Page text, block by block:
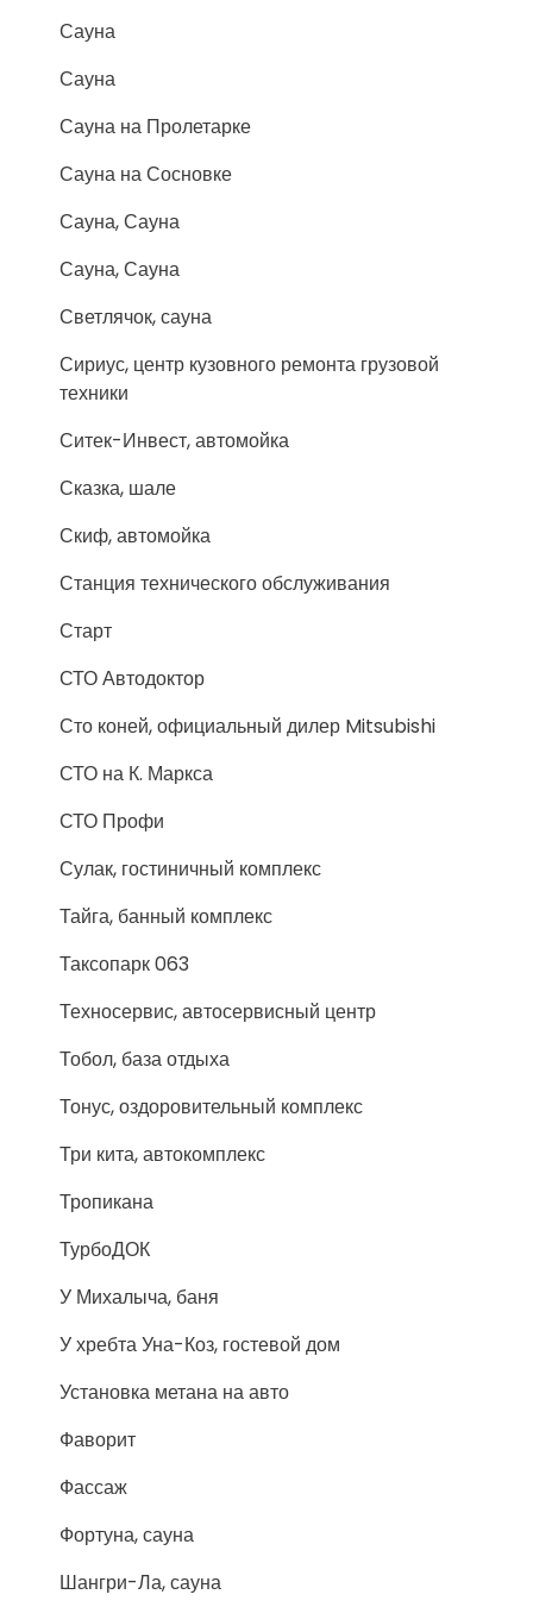
Сауна
Сауна
Сауна на Пролетарке
Сауна на Сосновке
Сауна, Сауна
Сауна, Сауна
Светлячок, сауна
Сириус, центр кузовного ремонта грузовой
техники
Ситек-Инвест, автомойка
Сказка, шале
Скиф, автомойка
Станция технического обслуживания
Старт
СТО Автодоктор
Сто коней, официальный дилер Mitsubishi
СТО на К. Маркса
СТО Профи
Сулак, гостиничный комплекс
Тайга, банный комплекс
Таксопарк 063
Техносервис, автосервисный центр
Тобол, база отдыха
Тонус, оздоровительный комплекс
Три кита, автокомплекс
Тропикана
ТурбоДОК
У Михалыча, баня
У хребта Уна-Коз, гостевой дом
Установка метана на авто
Фаворит
Фассаж
Фортуна, сауна
Шангри-Ла, сауна